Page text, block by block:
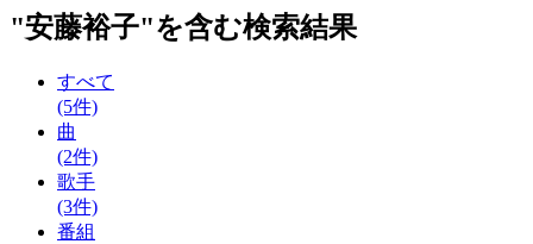
"安藤裕子"を含む検索結果
すべて
(5件)
曲
(2件)
歌手
(3件)
番組